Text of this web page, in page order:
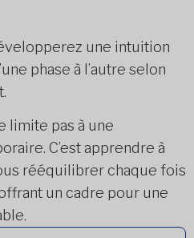
une intuition
phase à l’autre selon
limite pas à une
C’est apprendre à
rééquilibrer chaque fois
un cadre pour une